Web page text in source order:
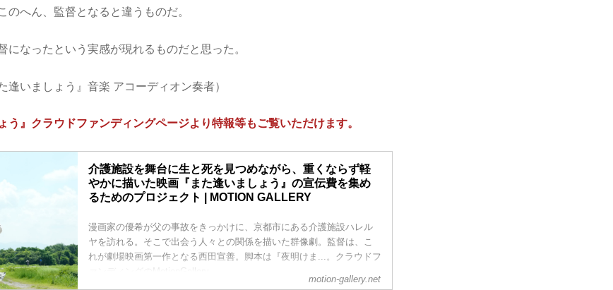
のへん、監督となると違うものだ。
になったという実感が現れるものだと思った。
逢いましょう』音楽 アコーディオン奏者）
う』クラウドファンディングページより特報等もご覧いただけます。
介護施設を舞台に生と死を見つめながら、重くならず軽
やかに描いた映画『また逢いましょう』の宣伝費を集め
るためのプロジェクト | MOTION GALLERY
漫画家の優希が父の事故をきっかけに、京都市にある介護施設ハレル
ヤを訪れる。そこで出会う人々との関係を描いた群像劇。監督は、こ
れが劇場映画第一作となる西田宣善。脚本は『夜明けま...。クラウドフ
ァンディングのMotionGallery。
motion-gallery.net